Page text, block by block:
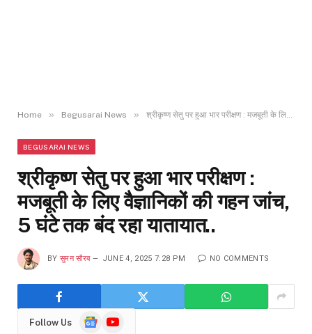
Home » Begusarai News » श्रीकृष्ण सेतु पर हुआ भार परीक्षण : मजबूती के लिए वैज्ञानिकों की गहन जांच, 5 घंटे तक बंद रहा यातायात..
BEGUSARAI NEWS
श्रीकृष्ण सेतु पर हुआ भार परीक्षण :
मजबूती के लिए वैज्ञानिकों की गहन जांच,
5 घंटे तक बंद रहा यातायात..
BY सुमन सौरब JUNE 4, 2025 7:28 PM NO COMMENTS
Follow Us
GoogleYouTube